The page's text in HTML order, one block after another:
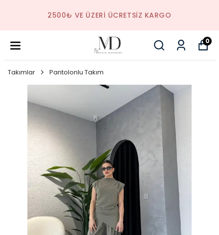
2500₺ VE ÜZERI ÜCRETSIZ KARGO
0
Takımlar Pantolonlu Takım